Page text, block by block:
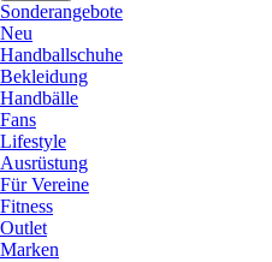
Sonderangebote
Neu
Handballschuhe
Bekleidung
Handbälle
Fans
Lifestyle
Ausrüstung
Für Vereine
Fitness
Outlet
Marken